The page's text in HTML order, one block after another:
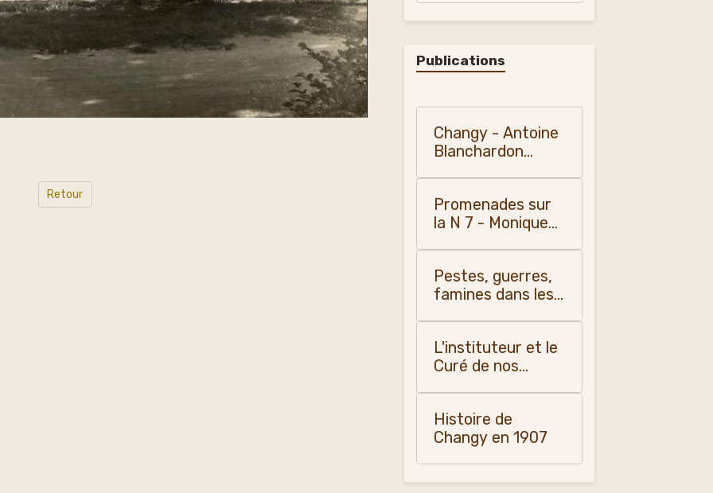
Retour
Publications
Changy - Antoine
Blanchardon
Promenades sur
la N 7 - Monique
Pestes, guerres,
famines dans les
Lyonnais -
Monique Vialla
L'instituteur et le
Curé de nos
Histoire de
Changy en 1907